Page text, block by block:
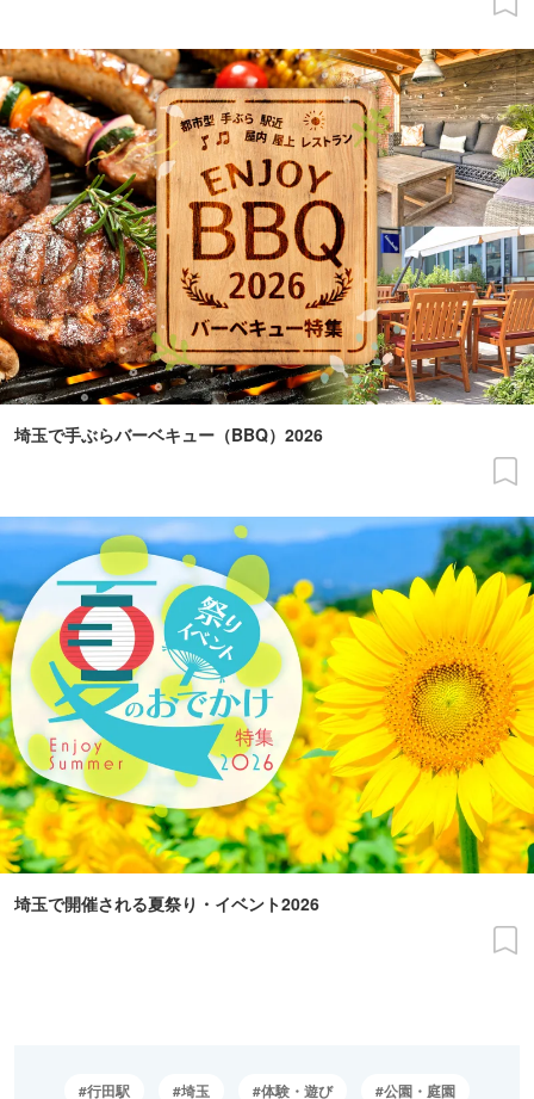
埼玉で手ぶらバーベキュー（BBQ）2026
埼玉で開催される夏祭り・イベント2026
行田駅 埼玉 体験・遊び 公園・庭園